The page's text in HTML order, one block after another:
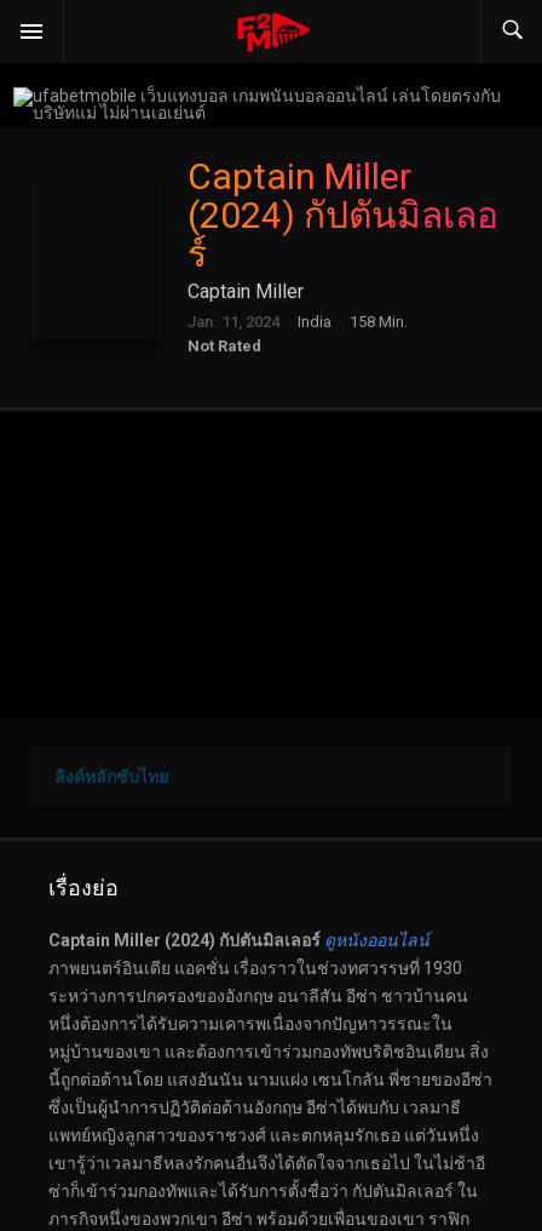
Captain Miller
(2024) กัปตันมิลเลอ
ร์
Captain Miller
Jan. 11, 2024 India
158 Min.
Not Rated
ลิงค์หลักซับไทย
เรื่องย่อ
Captain Miller (2024) กัปตันมิลเลอร์ ดูหนังออนไลน์
ภาพยนตร์อินเดีย แอคชั่น เรื่องราวในช่วงทศวรรษที่ 1930
ระหว่างการปกครองของอังกฤษ อนาลีสัน อีซ่า ชาวบ้านคน
หนึ่งต้องการได้รับความเคารพเนื่องจากปัญหาวรรณะใน
หมู่บ้านของเขา และต้องการเข้าร่วมกองทัพบริติชอินเดียน สิ่ง
นี้ถูกต่อต้านโดย แสงอันนัน นามแฝง เซนโกลัน พี่ชายของอีซ่า
ซึ่งเป็นผู้นำการปฏิวัติต่อต้านอังกฤษ อีซ่าได้พบกับ เวลมาธี
แพทย์หญิงลูกสาวของราชวงศ์ และตกหลุมรักเธอ แต่วันหนึ่ง
เขารู้ว่าเวลมาธีหลงรักคนอื่นจึงได้ตัดใจจากเธอไป ในไม่ช้าอี
ซ่าก็เข้าร่วมกองทัพและได้รับการตั้งชื่อว่า กัปตันมิลเลอร์ ใน
ภารกิจหนึ่งของพวกเขา อีซ่า พร้อมด้วยเพื่อนของเขา ราฟิก